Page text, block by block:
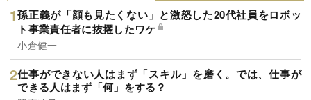
孫正義が「顔も見たくない」と激怒した20代社員をロボッ
ト事業責任者に抜擢したワケ
小倉健一
仕事ができない人はまず「スキル」を磨く。では、仕事が
できる人はまず「何」をする？